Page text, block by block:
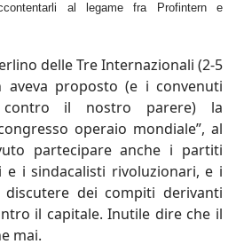
al legame fra Profintern e
delle Tre Internazionali (2-5
aveva proposto (e i convenuti
contro il nostro parere) la
operaio mondiale”, al
partecipare anche i partiti
e i sindacalisti rivoluzionari, e i
dei compiti derivanti
il capitale. Inutile dire che il
mai.